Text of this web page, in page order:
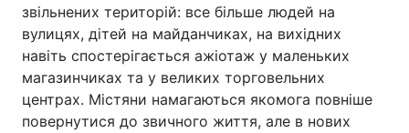
Техно і зв'язок
Зброя Інциденти
Здоров'я Туризм
звільнених територій: все більше людей на
вулицях, дітей на майданчиках, на вихідних
навіть спостерігається ажіотаж у маленьких
магазинчиках та у великих торговельних
центрах. Містяни намагаються якомога повніше
повернутися до звичного життя, але в нових